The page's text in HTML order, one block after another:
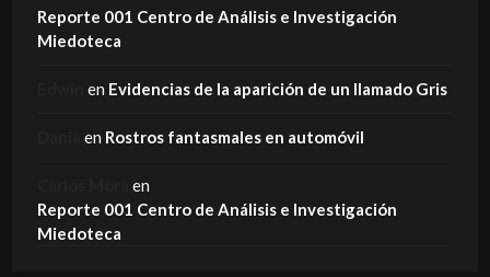
Reporte 001 Centro de Análisis e Investigación
Miedoteca
en Evidencias de la aparición de un llamado Gris
en Rostros fantasmales en automóvil
en
Reporte 001 Centro de Análisis e Investigación
Miedoteca